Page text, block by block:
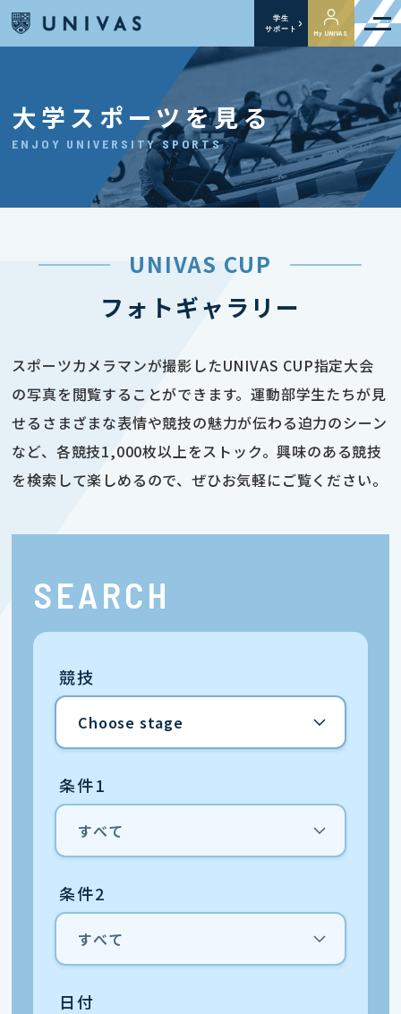
学生
サポート
My UNIVAS
大学スポーツを見る
ENJOY UNIVERSITY SPORTS
UNIVAS CUP
フォトギャラリー
スポーツカメラマンが撮影したUNIVAS CUP指定大会
の写真を閲覧することができます。運動部学生たちが見
せるさまざまな表情や競技の魅力が伝わる迫力のシーン
など、各競技1,000枚以上をストック。興味のある競技
を検索して楽しめるので、ぜひお気軽にご覧ください。
SEARCH
競技
条件1
条件2
日付